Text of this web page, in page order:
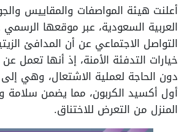
أعلنت هيئة المواصفات والمقاييس
العربية السعودية، عبر موقعها
التواصل الاجتماعي عن أن المدافئ
خيارات التدفئة الأمنة، إذ أنها تعمل
دون الحاجة لعملية الاشتعال، وهي إلى
أول أكسيد الكربون، مما يضمن
المنزل من التعرض للاختناق.